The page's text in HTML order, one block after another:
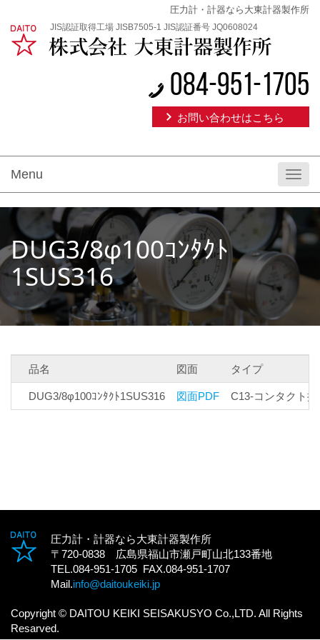
圧力計・計器なら大東計器製作所
JIS認証取得工場 JISB7505-1 JIS認証番号 JQ0608024
084-951-1705
お問い合わせはこちら
Menu
DUG3/8φ100ｺﾝﾀｸﾄ
1SUS316
品名 図面 タイプ
DUG3/8φ100ｺﾝﾀｸﾄ1SUS316 図面PDF C13-コンタクト
圧力計・計器なら大東計器製作所
〒720-0838 広島県福山市瀬戸町山北133番地
TEL.084-951-1705 FAX.084-951-1707
Mail.info@daitoukeiki.jp
Copyright © DAITOU KEIKI SEISAKUSYO Co.,LTD. All Rights
Resarved.